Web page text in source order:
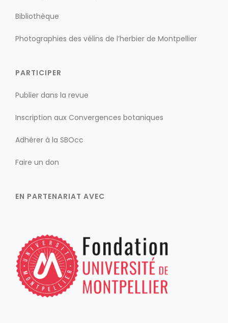
Bibliothèque
Photographies des vélins de l’herbier de Montpellier
PARTICIPER
Publier dans la revue
Inscription aux Convergences botaniques
Adhérer à la SBOcc
Faire un don
EN PARTENARIAT AVEC